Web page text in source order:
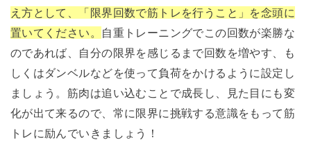
え方として、「限界回数で筋トレを行うこと」を念頭に
置いてください。
自重トレーニングでこの回数が楽勝な
のであれば、自分の限界を感じるまで回数を増やす、も
しくはダンベルなどを使って負荷をかけるように設定し
ましょう。筋肉は追い込むことで成長し、見た目にも変
化が出て来るので、常に限界に挑戦する意識をもって筋
トレに励んでいきましょう！